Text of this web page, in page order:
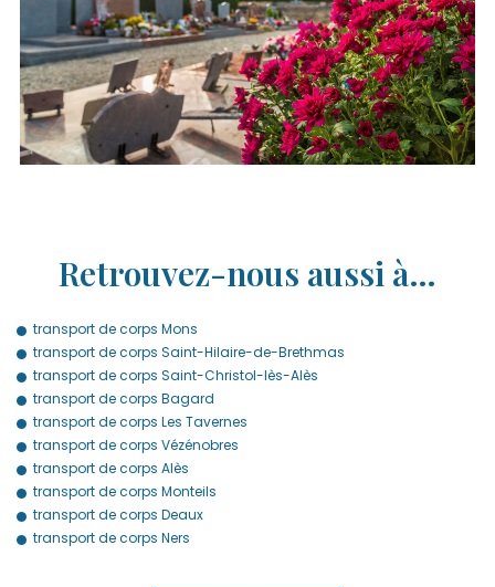
Retrouvez-nous aussi à…
transport de corps Mons
transport de corps Saint-Hilaire-de-Brethmas
transport de corps Saint-Christol-lès-Alès
transport de corps Bagard
transport de corps Les Tavernes
transport de corps Vézénobres
transport de corps Alès
transport de corps Monteils
transport de corps Deaux
transport de corps Ners